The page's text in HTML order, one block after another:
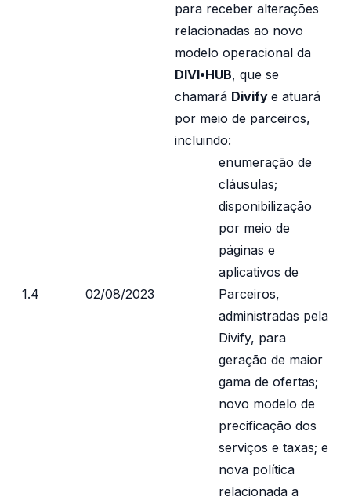
1.4 02/08/2023
para receber alterações
relacionadas ao novo
modelo operacional da
DIVI•HUB, que se
chamará Divify e atuará
por meio de parceiros,
incluindo:
enumeração de
cláusulas;
disponibilização
por meio de
páginas e
aplicativos de
Parceiros,
administradas pela
Divify, para
geração de maior
gama de ofertas;
novo modelo de
precificação dos
serviços e taxas; e
nova política
relacionada a